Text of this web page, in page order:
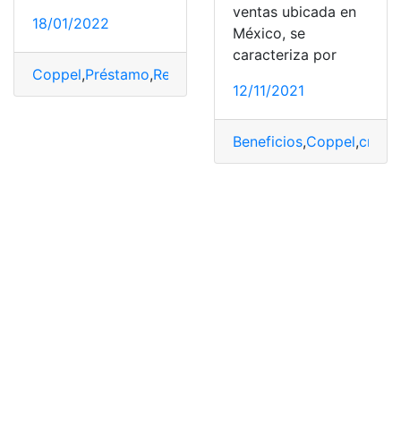
18/01/2022
Coppel,Préstamo,Recibir
ventas ubicada en
México, se
caracteriza por
12/11/2021
Beneficios,Coppel,